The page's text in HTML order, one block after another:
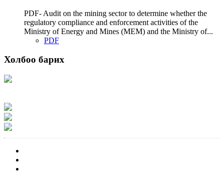
PDF- Audit on the mining sector to determine whether the
regulatory compliance and enforcement activities of the
Ministry of Energy and Mines (MEM) and the Ministry of...
PDF
Холбоо барих